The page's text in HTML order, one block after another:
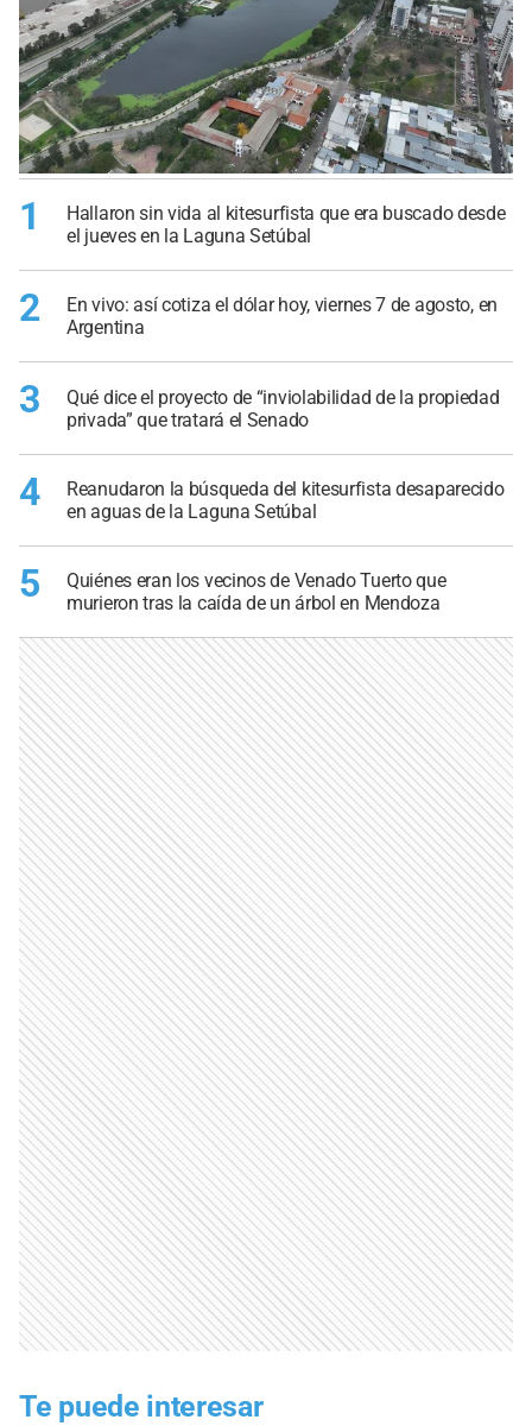
1
Hallaron sin vida al kitesurfista que era buscado desde
el jueves en la Laguna Setúbal
2
En vivo: así cotiza el dólar hoy, viernes 7 de agosto, en
Argentina
3
Qué dice el proyecto de “inviolabilidad de la propiedad
privada” que tratará el Senado
4
Reanudaron la búsqueda del kitesurfista desaparecido
en aguas de la Laguna Setúbal
5
Quiénes eran los vecinos de Venado Tuerto que
murieron tras la caída de un árbol en Mendoza
Te puede interesar